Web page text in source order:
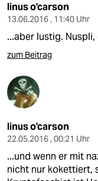
linus o'carson
13.06.2016 , 11:40 Uhr
...aber lustig.
zum Beitrag
linus o'carson
22.05.2016 , 00:21 Uhr
...und wenn er mit
nicht nur kokettiert,